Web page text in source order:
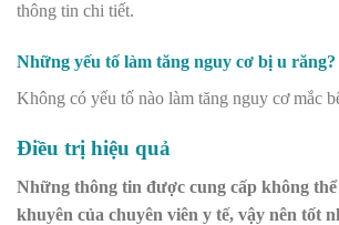
thông tin chi tiết.
Những yếu tố làm tăng nguy cơ bị u răng?
Không có yếu tố nào làm tăng nguy cơ mắc
Điều trị hiệu quả
Những thông tin được cung cấp không
khuyên của chuyên viên y tế, vậy nên tốt